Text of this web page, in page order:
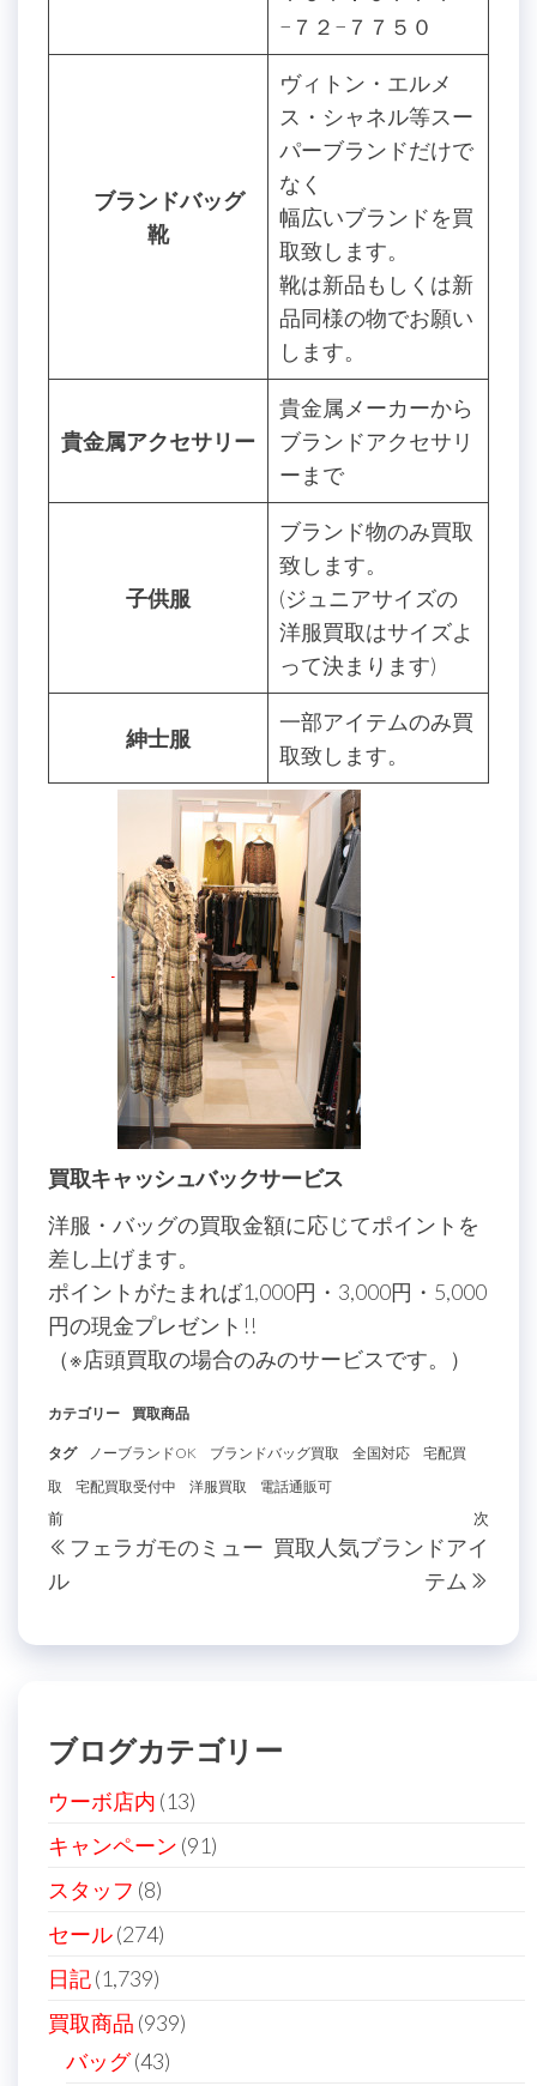
−７２−７７５０
ブランドバッグ
靴
ヴィトン・エルメ
ス・シャネル等スー
パーブランドだけで
なく
幅広いブランドを買
取致します。
靴は新品もしくは新
品同様の物でお願い
します。
貴金属アクセサリー
貴金属メーカーから
ブランドアクセサリ
ーまで
子供服
ブランド物のみ買取
致します。
(ジュニアサイズの
洋服買取はサイズよ
って決まります)
紳士服
一部アイテムのみ買
取致します。
買取キャッシュバックサービス
洋服・バッグの買取金額に応じてポイントを
差し上げます。
ポイントがたまれば1,000円・3,000円・5,000
円の現金プレゼント!!
（※店頭買取の場合のみのサービスです。）
カテゴリー 買取商品
タグ ノーブランドOK ブランドバッグ買取 全国対応
宅配買
取
宅配買取受付中 洋服買取 電話通販可
投
稿
ナ
ビ
シ
ョ
ン
過
去
の
前
フェラガモのミュー
ル
次
次
買取人気ブランドアイ
テム
ブログカテゴリー
ウーボ店内 (13)
キャンペーン (91)
スタッフ (8)
セール(274)
日記(1,739)
買取商品 (939)
バッグ(43)